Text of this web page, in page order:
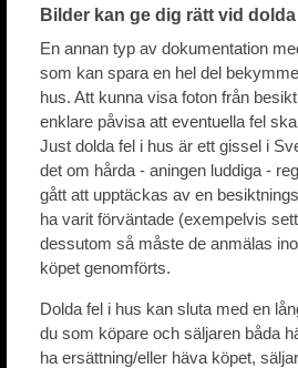
Bilder kan ge dig rätt vid
En annan typ av dokumentation
som kan spara en hel del
hus. Att kunna visa foton från
enklare påvisa att eventuella fel
Just dolda fel i hus är ett gissel i
det om hårda - aningen luddiga -
gått att upptäckas av en
ha varit förväntade (exempelvis
dessutom så måste de anmälas
köpet genomförts.
Dolda fel i hus kan sluta med en
du som köpare och säljaren båda
ha ersättning/eller häva köpet,